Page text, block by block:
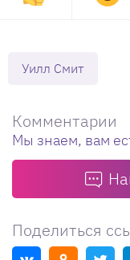
Уилл Смит
Комментарии
Мы знаем, вам
Поделиться